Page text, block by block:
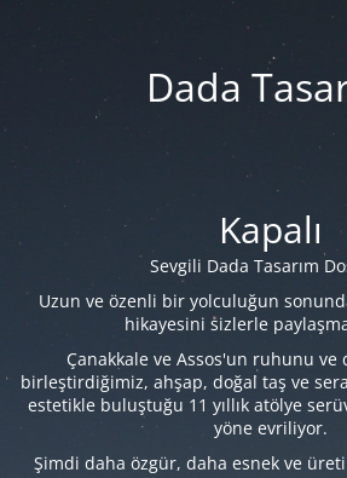
Dada
Kapalı
Sevgili Dada Tasarım
Uzun ve özenli bir yolculuğun
hikayesini sizlerle
Çanakkale ve Assos'un ruhunu ve
birleştirdiğimiz, ahşap, doğal taş ve
estetikle buluştuğu 11 yıllık atölye
yöne evriliyor.
Şimdi daha özgür, daha esnek ve